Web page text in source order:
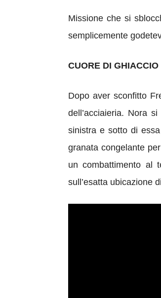
Missione che si
semplicemente
CUORE DI GHIACCIO
Dopo aver sconfitto
dell’acciaieria. Nora
sinistra e sotto di
granata congelante
un combattimento al
sull’esatta ubicazione